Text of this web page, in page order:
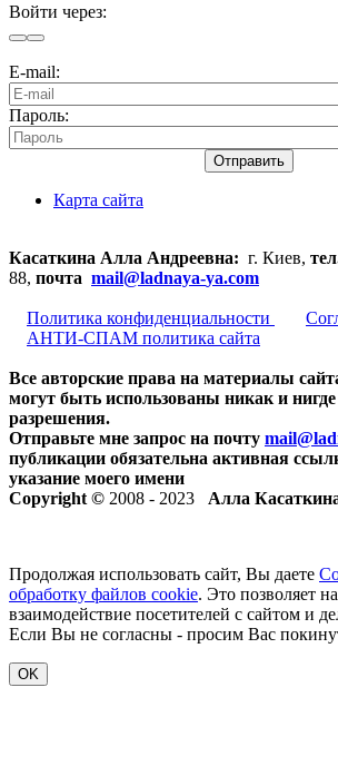
Войти через:
E-mail:
Пароль:
Отправить
Карта сайта
Касаткина Алла Андреевна: г. Киев,
88, почта mail@ladnaya-ya.com
Политика конфиденциальности
АНТИ-СПАМ политика сайта
Все авторские права на материалы
могут быть использованы никак и нигде
разрешения.
Отправьте мне запрос на почту
публикации обязательна активная
указание моего имени
Copyright © 2008 - 2023 Алла
Продолжая использовать сайт, Вы даете
обработку файлов cookie. Это позволяет
взаимодействие посетителей с сайтом и
Если Вы не согласны - просим Вас
OK